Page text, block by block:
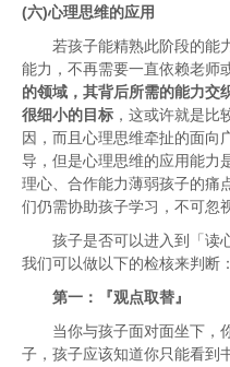
(六)心理思维的应用
若孩子能精熟此阶段的能
能力，不再需要一直依赖老师
的领域，其背后所需的能力交
很细小的目标 ，这或许就是比
因，而且心理思维牵扯的面向
导，但是心理思维的应用能力
理心、合作能力薄弱孩子的痛
们仍需协助孩子学习，不可忽
孩子是否可以进入到「读
我们可以做以下的检核来判断：
第一：
『观点取替』
当你与孩子面对面坐下，
子，孩子应该知道你只能看到